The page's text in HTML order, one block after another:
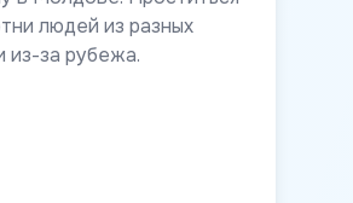
людей из разных
из-за рубежа.